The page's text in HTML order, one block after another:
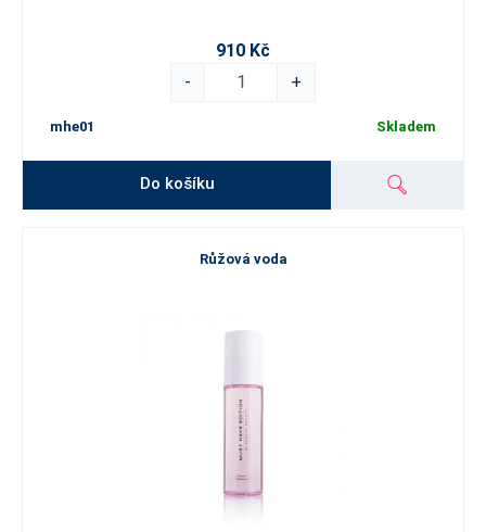
910 Kč
-
+
mhe01 Skladem
Do košíku
Růžová voda